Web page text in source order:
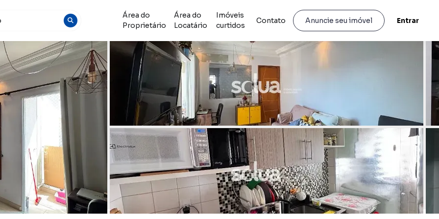
Área do
Proprietário
Área do
Locatário
Imóveis
curtidos
Contato Anuncie seu imóvel Entrar